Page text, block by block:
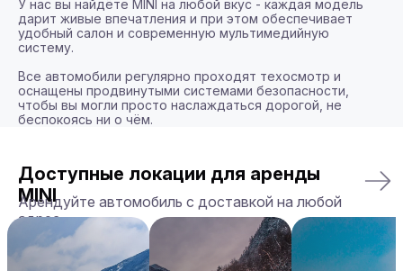
У нас вы найдёте MINI на любой вкус - каждая модель
дарит живые впечатления и при этом обеспечивает
удобный салон и современную мультимедийную
систему.
Все автомобили регулярно проходят техосмотр и
оснащены продвинутыми системами безопасности,
чтобы вы могли просто наслаждаться дорогой, не
беспокоясь ни о чём.
Доступные локации для аренды
MINI
Арендуйте автомобиль с доставкой на любой
адрес